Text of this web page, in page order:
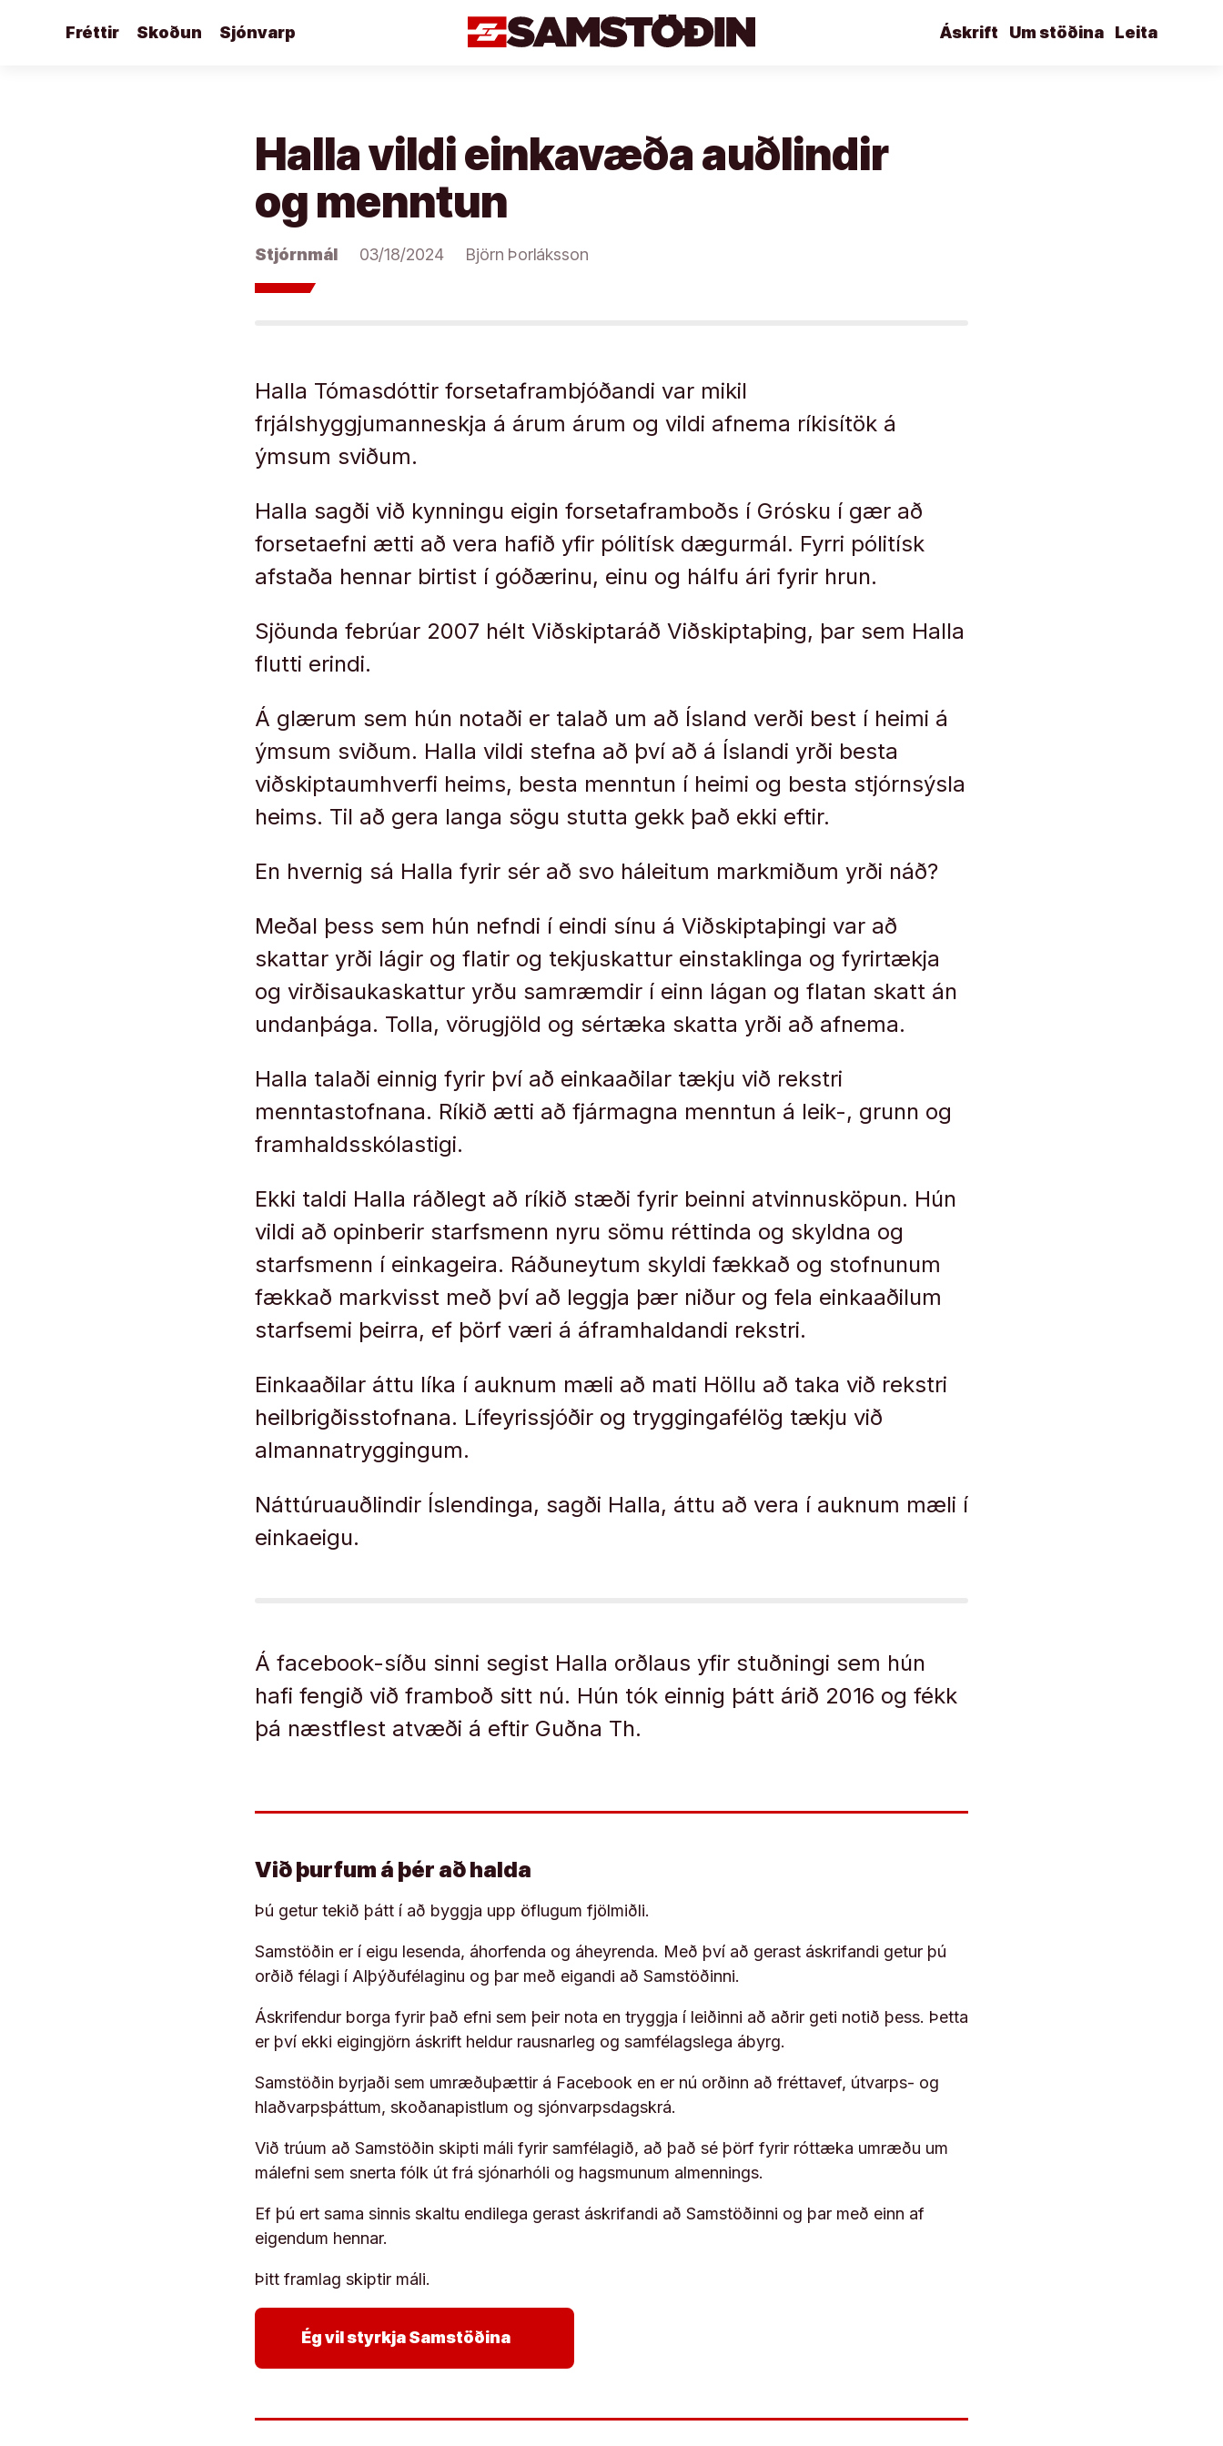
Fréttir Skoðun Sjónvarp Leita
Um stöðina
Áskrift
Halla vildi einkavæða auðlindir
og menntun
Stjórnmál 03/18/2024 Björn Þorláksson
Halla Tómasdóttir forsetaframbjóðandi var mikil
frjálshyggjumanneskja á árum árum og vildi afnema ríkisítök á
ýmsum sviðum.
Halla sagði við kynningu eigin forsetaframboðs í Grósku í gær að
forsetaefni ætti að vera hafið yfir pólitísk dægurmál. Fyrri pólitísk
afstaða hennar birtist í góðærinu, einu og hálfu ári fyrir hrun.
Sjöunda febrúar 2007 hélt Viðskiptaráð Viðskiptaþing, þar sem Halla
flutti erindi.
Á glærum sem hún notaði er talað um að Ísland verði best í heimi á
ýmsum sviðum. Halla vildi stefna að því að á Íslandi yrði besta
viðskiptaumhverfi heims, besta menntun í heimi og besta stjórnsýsla
heims. Til að gera langa sögu stutta gekk það ekki eftir.
En hvernig sá Halla fyrir sér að svo háleitum markmiðum yrði náð?
Meðal þess sem hún nefndi í eindi sínu á Viðskiptaþingi var að
skattar yrði lágir og flatir og tekjuskattur einstaklinga og fyrirtækja
og virðisaukaskattur yrðu samræmdir í einn lágan og flatan skatt án
undanþága. Tolla, vörugjöld og sértæka skatta yrði að afnema.
Halla talaði einnig fyrir því að einkaaðilar tækju við rekstri
menntastofnana. Ríkið ætti að fjármagna menntun á leik-, grunn og
framhaldsskólastigi.
Ekki taldi Halla ráðlegt að ríkið stæði fyrir beinni atvinnusköpun. Hún
vildi að opinberir starfsmenn nyru sömu réttinda og skyldna og
starfsmenn í einkageira. Ráðuneytum skyldi fækkað og stofnunum
fækkað markvisst með því að leggja þær niður og fela einkaaðilum
starfsemi þeirra, ef þörf væri á áframhaldandi rekstri.
Einkaaðilar áttu líka í auknum mæli að mati Höllu að taka við rekstri
heilbrigðisstofnana. Lífeyrissjóðir og tryggingafélög tækju við
almannatryggingum.
Náttúruauðlindir Íslendinga, sagði Halla, áttu að vera í auknum mæli í
einkaeigu.
Á facebook-síðu sinni segist Halla orðlaus yfir stuðningi sem hún
hafi fengið við framboð sitt nú. Hún tók einnig þátt árið 2016 og fékk
þá næstflest atvæði á eftir Guðna Th.
Við þurfum á þér að halda
Þú getur tekið þátt í að byggja upp öflugum fjölmiðli.
Samstöðin er í eigu lesenda, áhorfenda og áheyrenda. Með því að gerast áskrifandi getur þú
orðið félagi í Alþýðufélaginu og þar með eigandi að Samstöðinni.
Áskrifendur borga fyrir það efni sem þeir nota en tryggja í leiðinni að aðrir geti notið þess. Þetta
er því ekki eigingjörn áskrift heldur rausnarleg og samfélagslega ábyrg.
Samstöðin byrjaði sem umræðuþættir á Facebook en er nú orðinn að fréttavef, útvarps- og
hlaðvarpsþáttum, skoðanapistlum og sjónvarpsdagskrá.
Við trúum að Samstöðin skipti máli fyrir samfélagið, að það sé þörf fyrir róttæka umræðu um
málefni sem snerta fólk út frá sjónarhóli og hagsmunum almennings.
Ef þú ert sama sinnis skaltu endilega gerast áskrifandi að Samstöðinni og þar með einn af
eigendum hennar.
Þitt framlag skiptir máli.
Ég vil styrkja Samstöðina